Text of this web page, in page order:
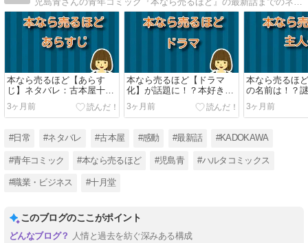
本なら売るほど【あらす
じ】ネタバレ：古本屋十月
堂が紡ぐ、本と人の縁の物
語
3ヶ月前
本なら売るほど【ドラマ
化】が話題に！？本好き必
見の古本屋ヒューマンドラ
マ
3ヶ月前
本なら売るほ
の名前は！？
屋店主の魅力
3ヶ月前
#日常 #ネタバレ #古本屋 #感動 #最新話 #KADOKAWA
#青年コミック #本なら売るほど #児島青 #ハルタコミックス
#職業・ビジネス #十月堂
このブログのここがポイント
人情と過去を紡ぐ深みある構成